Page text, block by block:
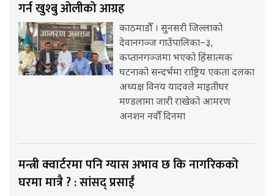
गर्न खुश्बु ओलीको आग्रह
काठमाडौँ । सुनसरी जिल्लाको
देवानगञ्ज गाउँपालिका–३,
कप्तानगञ्जमा भएको हिंसात्मक
घटनाको सन्दर्भमा राष्ट्रिय एकता दलका
अध्यक्ष विनय यादवले माइतीघर
मण्डलामा जारी राखेको आमरण
अनशन नवौँ दिनमा
मन्त्री क्वार्टरमा पनि ग्यास अभाव छ कि नागरिकको
घरमा मात्रै ? : सांसद् प्रसाईं